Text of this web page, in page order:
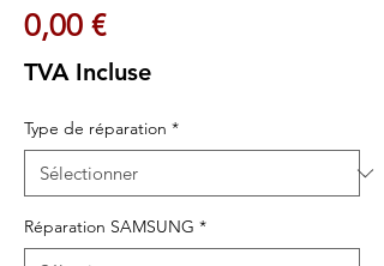
0,00 €Prix
TVA Incluse
Type de réparation *
Réparation SAMSUNG *